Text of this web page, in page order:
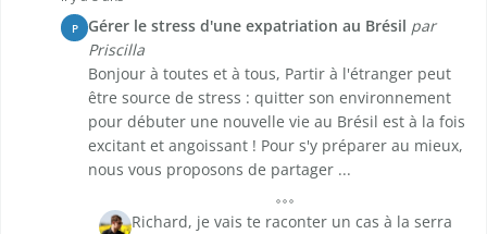
P Gérer le stress d'une expatriation au Brésil par
Priscilla
Bonjour à toutes et à tous, Partir à l'étranger peut
être source de stress : quitter son environnement
pour débuter une nouvelle vie au Brésil est à la fois
excitant et angoissant ! Pour s'y préparer au mieux,
nous vous proposons de partager ...
Richard, je vais te raconter un cas à la serra